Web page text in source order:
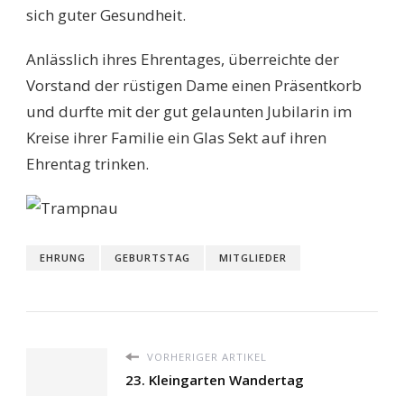
sich guter Gesundheit.
Anlässlich ihres Ehrentages, überreichte der
Vorstand der rüstigen Dame einen Präsentkorb
und durfte mit der gut gelaunten Jubilarin im
Kreise ihrer Familie ein Glas Sekt auf ihren
Ehrentag trinken.
EHRUNG GEBURTSTAG MITGLIEDER
VORHERIGER ARTIKEL
23. Kleingarten Wandertag